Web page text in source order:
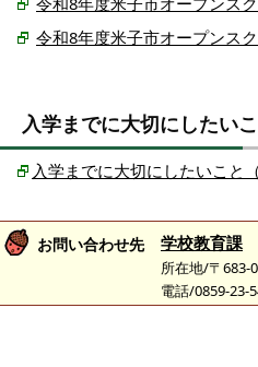
令和8年度米子市オープンス
入学までに大切にしたい
入学までに大切にしたいこと（
お問い合わせ先 学校教育課
所在地/〒683-
電話/0859-23-